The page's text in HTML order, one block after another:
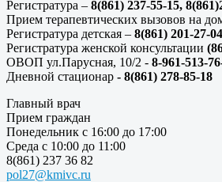
Регистратура – 8(861) 237-55-15,
Прием терапевтических вызовов на
Регистратура детская – 8(861) 201-27-04
Регистратура женской консультации
ОВОП ул.Парусная, 10/2 - 8-961-513-
Дневной стационар - 8(861) 278-85-18
Главный врач
Прием граждан
Понедельник с 16:00 до 17:00
Среда с 10:00 до 11:00
8(861) 237 36 82
pol27@kmivc.ru